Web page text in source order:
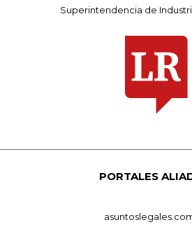
Superintendencia de
PORTALES